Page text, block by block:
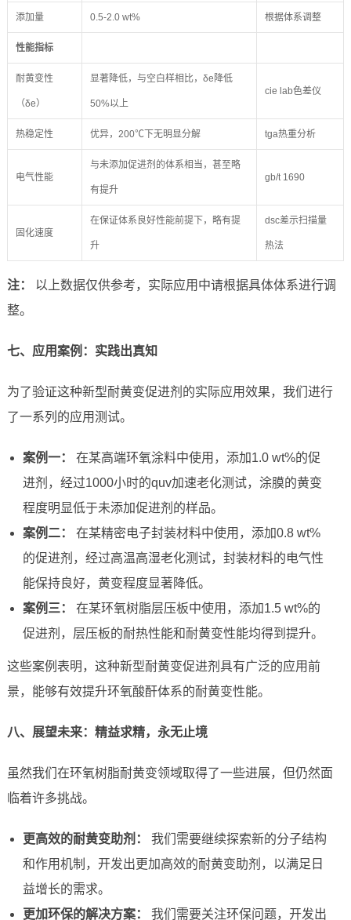
添加量 0.5-2.0 wt% 根据体系调整
性能指标
耐黄变性
（δe）
显著降低，与空白样相比，δe降低
50%以上
cie lab色差仪
热稳定性 优异，200℃下无明显分解 tga热重分析
电气性能
与未添加促进剂的体系相当，甚至略
有提升
gb/t 1690
固化速度
在保证体系良好性能前提下，略有提
升
dsc差示扫描量
热法
注：
以上数据仅供参考，实际应用中请根据具体体系进行调
整。
七、应用案例：实践出真知
为了验证这种新型耐黄变促进剂的实际应用效果，我们进行
了一系列的应用测试。
案例一：
在某高端环氧涂料中使用，添加1.0 wt%的促
进剂，经过1000小时的quv加速老化测试，涂膜的黄变
程度明显低于未添加促进剂的样品。
案例二：
在某精密电子封装材料中使用，添加0.8 wt%
的促进剂，经过高温高湿老化测试，封装材料的电气性
能保持良好，黄变程度显著降低。
案例三：
在某环氧树脂层压板中使用，添加1.5 wt%的
促进剂，层压板的耐热性能和耐黄变性能均得到提升。
这些案例表明，这种新型耐黄变促进剂具有广泛的应用前
景，能够有效提升环氧酸酐体系的耐黄变性能。
八、展望未来：精益求精，永无止境
虽然我们在环氧树脂耐黄变领域取得了一些进展，但仍然面
临着许多挑战。
更高效的耐黄变助剂：
我们需要继续探索新的分子结构
和作用机制，开发出更加高效的耐黄变助剂，以满足日
益增长的需求。
更加环保的解决方案：
我们需要关注环保问题，开发出